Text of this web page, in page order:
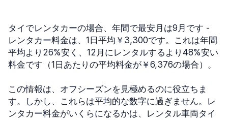
タイでレンタカーの場合、年間で最安月は9月です -
レンタカー料金は、1日平均￥3,300です。これは年間
平均より26%安く、12月にレンタルするより48%安い
料金です（1日あたりの平均料金が￥6,376の場合）。
この情報は、オフシーズンを見極めるのに役立ちま
す。しかし、これらは平均的な数字に過ぎません。レ
ンタカー料金がいくらになるかは、レンタル車両タイ